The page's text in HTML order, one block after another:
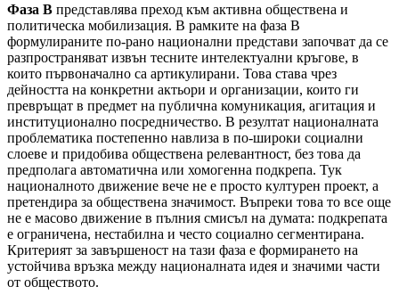
Фаза B представлява преход към активна обществена и
политическа мобилизация. В рамките на фаза B
формулираните по-рано национални представи започват да се
разпространяват извън тесните интелектуални кръгове, в
които първоначално са артикулирани. Това става чрез
дейността на конкретни актьори и организации, които ги
превръщат в предмет на публична комуникация, агитация и
институционално посредничество. В резултат националната
проблематика постепенно навлиза в по-широки социални
слоеве и придобива обществена релевантност, без това да
предполага автоматична или хомогенна подкрепа. Тук
националното движение вече не е просто културен проект, а
претендира за обществена значимост. Въпреки това то все още
не е масово движение в пълния смисъл на думата: подкрепата
е ограничена, нестабилна и често социално сегментирана.
Критерият за завършеност на тази фаза е формирането на
устойчива връзка между националната идея и значими части
от обществото.